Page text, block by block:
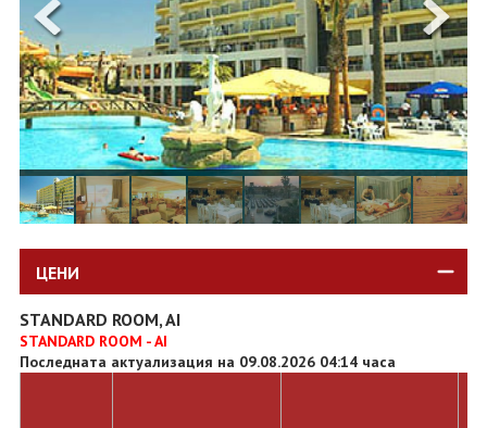
ПОСЛЕДВАЙТЕ НИ
ЦЕНИ
STANDARD ROOM, AI
STANDARD ROOM - AI
Последната актуализация на 09.08.2026 04:14 часа